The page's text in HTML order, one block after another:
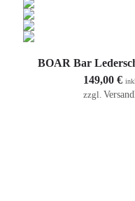
In den
BOAR Bar
149,00 €
zzgl.